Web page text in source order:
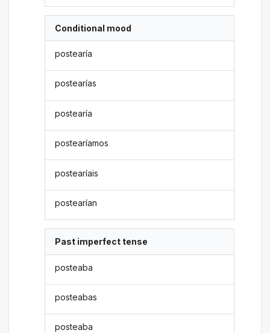
Conditional mood
postearía
postearías
postearía
postearíamos
postearíais
postearían
Past imperfect tense
posteaba
posteabas
posteaba